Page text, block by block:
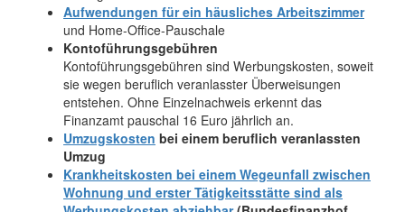
Aufwendungen für ein häusliches Arbeitszimmer
und Home-Office-Pauschale
Kontoführungsgebühren
Kontoführungsgebühren sind Werbungskosten, soweit
sie wegen beruflich veranlasster Überweisungen
entstehen. Ohne Einzelnachweis erkennt das
Finanzamt pauschal 16 Euro jährlich an.
Umzugskosten bei einem beruflich veranlassten
Umzug
Krankheitskosten bei einem Wegeunfall zwischen
Wohnung und erster Tätigkeitsstätte sind als